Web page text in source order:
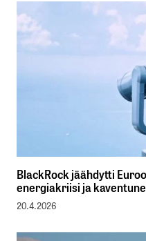
BlackRock jäähdytti
energiakriisi ja
20.4.2026